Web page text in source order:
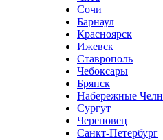
Сочи
Барнаул
Красноярск
Ижевск
Ставрополь
Чебоксары
Брянск
Набережные
Сургут
Череповец
Санкт-Петербург